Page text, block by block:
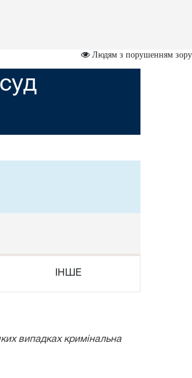
Людям з порушенням зору
ІНШЕ
випадках кримінальна